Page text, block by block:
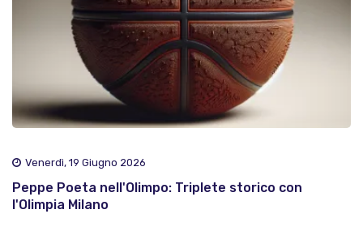
Venerdì, 19 Giugno 2026
Peppe Poeta nell'Olimpo: Triplete storico con
l'Olimpia Milano